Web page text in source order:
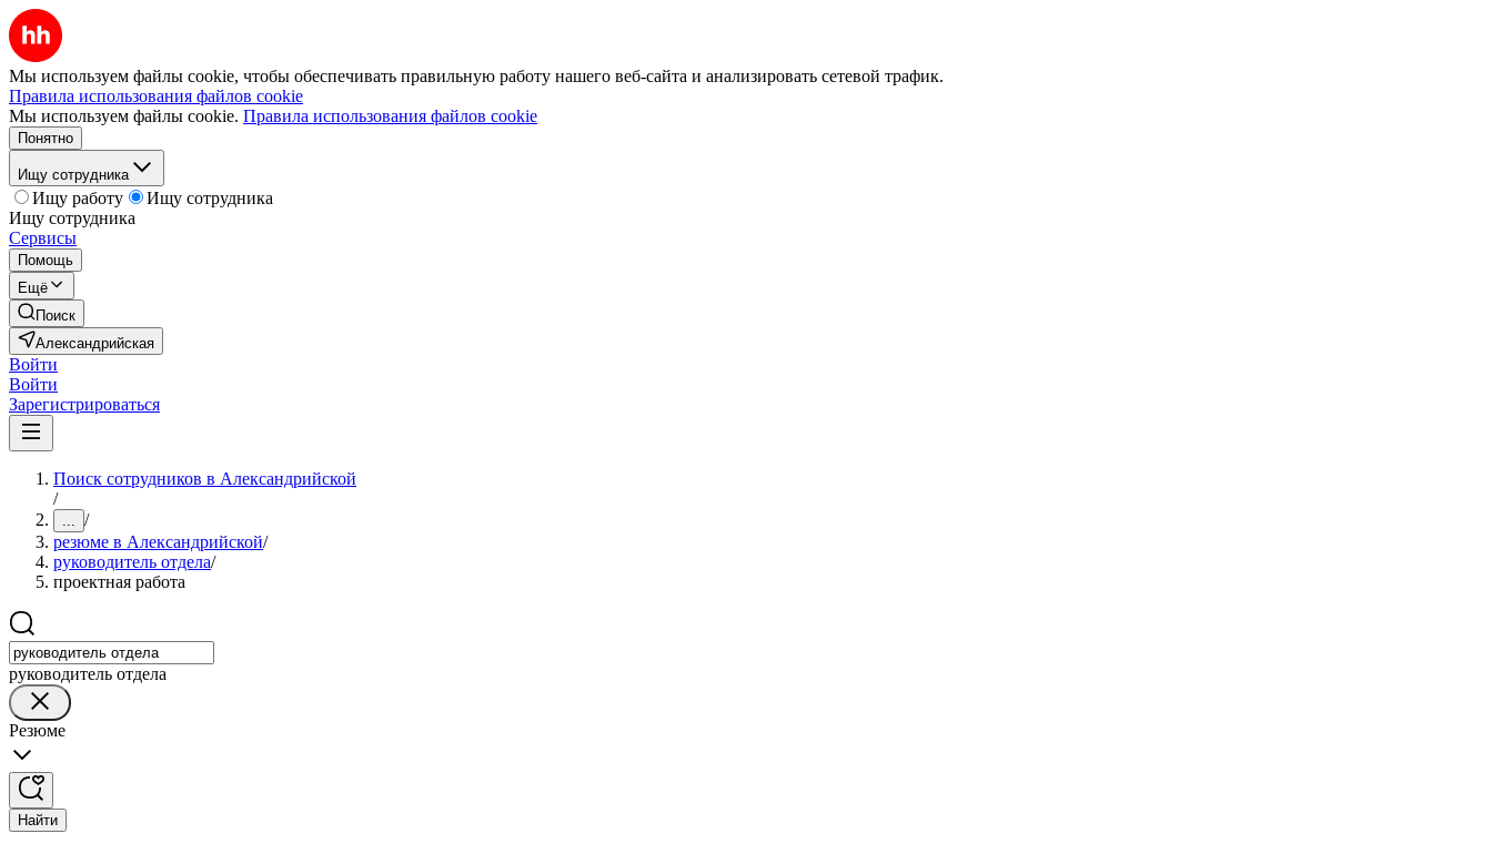
Мы используем файлы cookie, чтобы обеспечивать правильную работу нашего веб-сайта и анализировать сетевой трафик.
Правила использования файлов cookie
Мы используем файлы cookie. Правила использования файлов cookie
Понятно
Ищу сотрудника
Ищу работу
Ищу сотрудника
Ищу сотрудника
Сервисы
Помощь
Ещё
Поиск
Александрийская
Войти
Войти
Зарегистрироваться
Поиск сотрудников в Александрийской
/
... /
резюме в Александрийской/
руководитель отдела/
проектная работа
руководитель отдела
Резюме
Найти